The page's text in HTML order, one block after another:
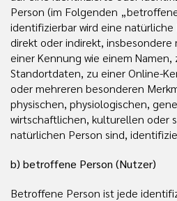
Person (im Folgenden
identifizierbar wird eine
direkt oder indirekt,
einer Kennung wie einem
Standortdaten, zu einer Online-
oder mehreren besonderen
physischen, physiologischen,
wirtschaftlichen, kulturellen oder
natürlichen Person sind,
b) betroffene Person (Nutzer)
Betroffene Person ist jede